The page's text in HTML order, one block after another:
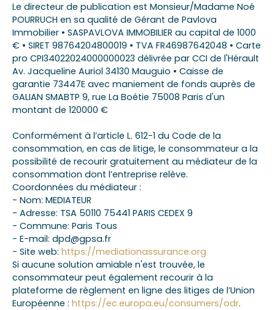
Le directeur de publication est Monsieur/Madame Noé
POURRUCH en sa qualité de Gérant de Pavlova
Immobilier • SASPAVLOVA IMMOBILIER au capital de 1000
€ • SIRET 98764204800019 • TVA FR46987642048 • Carte
pro CPI34022024000000023 délivrée par CCI de l'Hérault
Av. Jacqueline Auriol 34130 Mauguio • Caisse de
garantie 73447E avec maniement de fonds auprès de
GALIAN SMABTP 9, rue La Boétie 75008 Paris d'un
montant de 120000 €
Conformément à l’article L. 612-1 du Code de la
consommation, en cas de litige, le consommateur a la
possibilité de recourir gratuitement au médiateur de la
consommation dont l’entreprise relève.
Coordonnées du médiateur :
- Nom: MEDIATEUR
- Adresse: TSA 50110 75441 PARIS CEDEX 9
- Commune: Paris Tous
- E-mail: dpd@gpsa.fr
- Site web: https://mediationassurance.org
Si aucune solution amiable n'est trouvée, le
consommateur peut également recourir à la
plateforme de règlement en ligne des litiges de l’Union
Européenne : https://ec.europa.eu/consumers/odr.